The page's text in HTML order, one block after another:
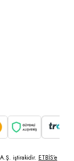
iştirakidir. ETBİS’e